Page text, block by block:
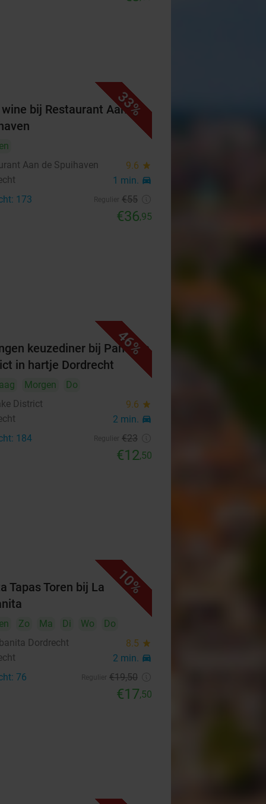
33%
bij Restaurant Aan de
Aan de Spuihaven
9.6 star
1 min. directions_car
173 €55
€36,95
46%
keuzediner bij Pancake
in hartje Dordrecht
Morgen
Do
District
9.6 star
2 min. directions_car
184 €23
€12,50
10%
Tapas Toren bij La
Zo Ma Di Wo
Do
Dordrecht
8.5 star
2 min. directions_car
76 €19,50
€17,50